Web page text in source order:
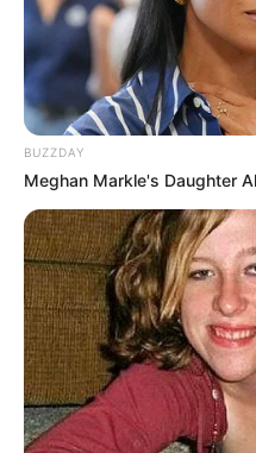
Kekuatanku,
kumaksudkan.
Layak dicoba.
Isabela, pacarmu
Walaupun menjadi karakter
menarik perhatian karena
dimiliki.
TAGS CAMILO MADRIGAL ENCANTO
BUZZDAY
Meghan Markle's Daughter